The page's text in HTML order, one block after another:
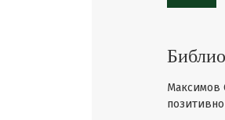
Максимов